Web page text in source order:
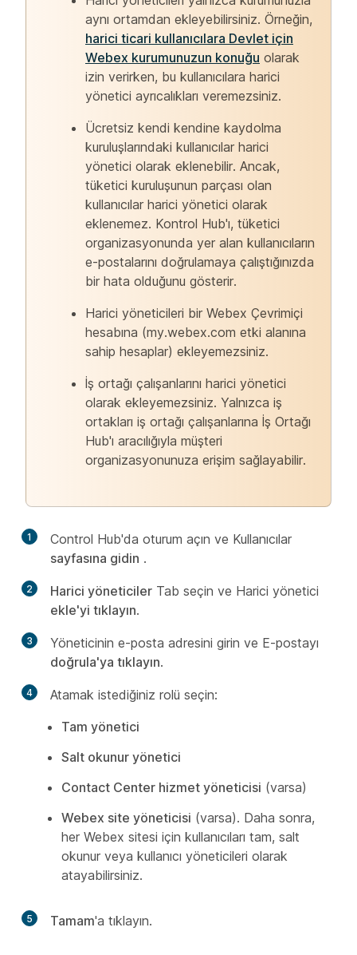
aynı ortamdan ekleyebilirsiniz. Örneğin,
harici ticari kullanıcılara Devlet için
Webex kurumunuzun konuğu olarak
izin verirken, bu kullanıcılara harici
yönetici ayrıcalıkları veremezsiniz.
Ücretsiz kendi kendine kaydolma
kuruluşlarındaki kullanıcılar harici
yönetici olarak eklenebilir. Ancak,
tüketici kuruluşunun parçası olan
kullanıcılar harici yönetici olarak
eklenemez. Kontrol Hub'ı, tüketici
organizasyonunda yer alan kullanıcıların
e-postalarını doğrulamaya çalıştığınızda
bir hata olduğunu gösterir.
Harici yöneticileri bir Webex Çevrimiçi
hesabına (my.webex.com etki alanına
sahip hesaplar) ekleyemezsiniz.
İş ortağı çalışanlarını harici yönetici
olarak ekleyemezsiniz. Yalnızca iş
ortakları iş ortağı çalışanlarına İş Ortağı
Hub'ı aracılığıyla müşteri
organizasyonunuza erişim sağlayabilir.
1 Control Hub'da oturum açın ve Kullanıcılar
sayfasına gidin .
2 Harici yöneticiler Tab seçin ve Harici yönetici
ekle'yi tıklayın.
3
Yöneticinin e-posta adresini girin ve E-postayı
doğrula'ya tıklayın.
4
Atamak istediğiniz rolü seçin:
Tam yönetici
Salt okunur yönetici
Contact Center hizmet yöneticisi (varsa)
Webex site yöneticisi (varsa). Daha sonra,
her Webex sitesi için kullanıcıları tam, salt
okunur veya kullanıcı yöneticileri olarak
atayabilirsiniz.
5 Tamam'a tıklayın.